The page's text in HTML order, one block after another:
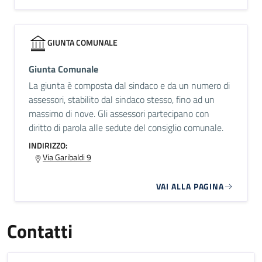
GIUNTA COMUNALE
Giunta Comunale
La giunta è composta dal sindaco e da un numero di
assessori, stabilito dal sindaco stesso, fino ad un
massimo di nove. Gli assessori partecipano con
diritto di parola alle sedute del consiglio comunale.
INDIRIZZO:
Via Garibaldi 9
VAI ALLA PAGINA
Contatti